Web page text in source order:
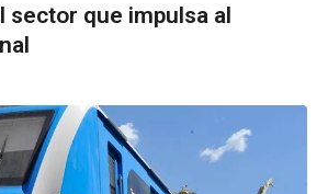
sector que impulsa al